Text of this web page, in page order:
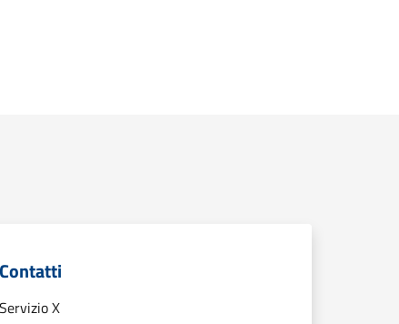
Contatti
Servizio X